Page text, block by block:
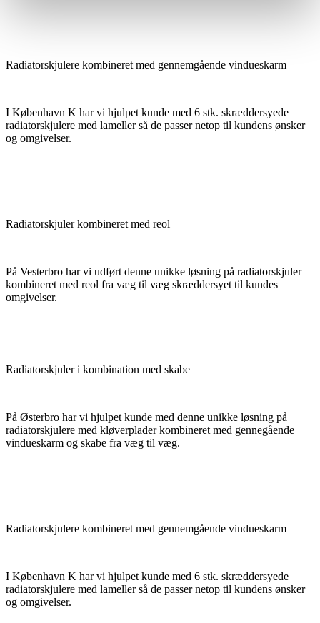
Radiatorskjulere kombineret med gennemgående vindueskarm
I København K har vi hjulpet kunde med 6 stk. skræddersyede
radiatorskjulere med lameller så de passer netop til kundens ønsker
og omgivelser.
Radiatorskjuler kombineret med reol
På Vesterbro har vi udført denne unikke løsning på radiatorskjuler
kombineret med reol fra væg til væg skræddersyet til kundes
omgivelser.
Radiatorskjuler i kombination med skabe
På Østerbro har vi hjulpet kunde med denne unikke løsning på
radiatorskjulere med kløverplader kombineret med gennegående
vindueskarm og skabe fra væg til væg.
Radiatorskjulere kombineret med gennemgående vindueskarm
I København K har vi hjulpet kunde med 6 stk. skræddersyede
radiatorskjulere med lameller så de passer netop til kundens ønsker
og omgivelser.